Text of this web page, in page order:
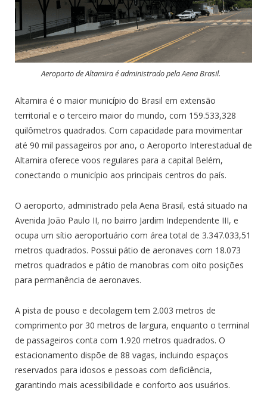
Aeroporto de Altamira é administrado pela Aena Brasil.
Altamira é o maior município do Brasil em extensão
territorial e o terceiro maior do mundo, com 159.533,328
quilômetros quadrados. Com capacidade para movimentar
até 90 mil passageiros por ano, o Aeroporto Interestadual de
Altamira oferece voos regulares para a capital Belém,
conectando o município aos principais centros do país.
O aeroporto, administrado pela Aena Brasil, está situado na
Avenida João Paulo II, no bairro Jardim Independente III, e
ocupa um sítio aeroportuário com área total de 3.347.033,51
metros quadrados. Possui pátio de aeronaves com 18.073
metros quadrados e pátio de manobras com oito posições
para permanência de aeronaves.
A pista de pouso e decolagem tem 2.003 metros de
comprimento por 30 metros de largura, enquanto o terminal
de passageiros conta com 1.920 metros quadrados. O
estacionamento dispõe de 88 vagas, incluindo espaços
reservados para idosos e pessoas com deficiência,
garantindo mais acessibilidade e conforto aos usuários.